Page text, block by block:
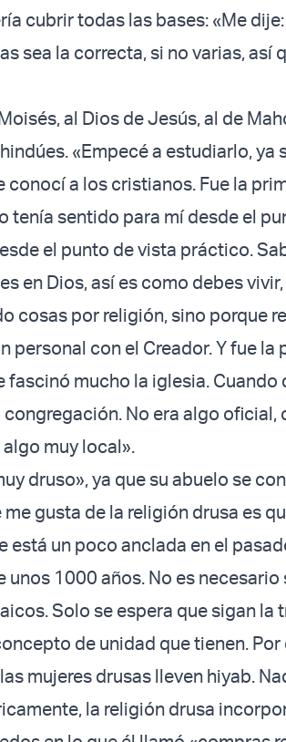
cubrir todas las bases: «Me
sea la correcta, si no varias, así
al Dios de Jesús, al de
«Empecé a estudiarlo, ya
a los cristianos. Fue la
tenía sentido para mí desde el
el punto de vista práctico.
en Dios, así es como debes
cosas por religión, sino porque
personal con el Creador. Y fue la
fascinó mucho la iglesia. Cuando
No era algo oficial,
muy local».
druso», ya que su abuelo se
gusta de la religión drusa es
está un poco anclada en el
unos 1000 años. No es necesario
Solo se espera que sigan la
de unidad que tienen. Por
mujeres drusas lleven hiyab.
la religión drusa